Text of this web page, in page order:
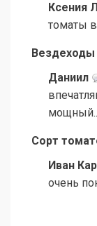
Ксения
томаты
Вездеходы
Даниил
Сорт
Иван
очень